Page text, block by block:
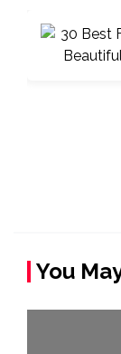
You